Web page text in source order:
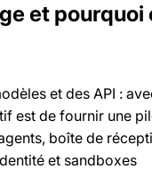
et pourquoi
et des API :
est de fournir une
boîte de
et sandboxes